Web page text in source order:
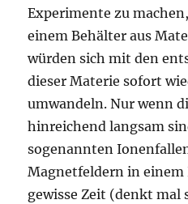
Experimente zu
einem Behälter aus
würden sich mit den
dieser Materie sofort
umwandeln. Nur wenn
hinreichend langsam
sogenannten
Magnetfeldern in einem
gewisse Zeit (denkt